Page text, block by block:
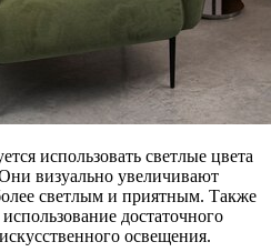
использовать светлые цвета
визуально увеличивают
светлым и приятным. Также
достаточного
освещения.